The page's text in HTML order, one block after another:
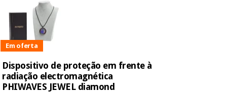
Em oferta
Dispositivo de proteção em frente à
radiação electromagnética
PHIWAVES JEWEL diamond